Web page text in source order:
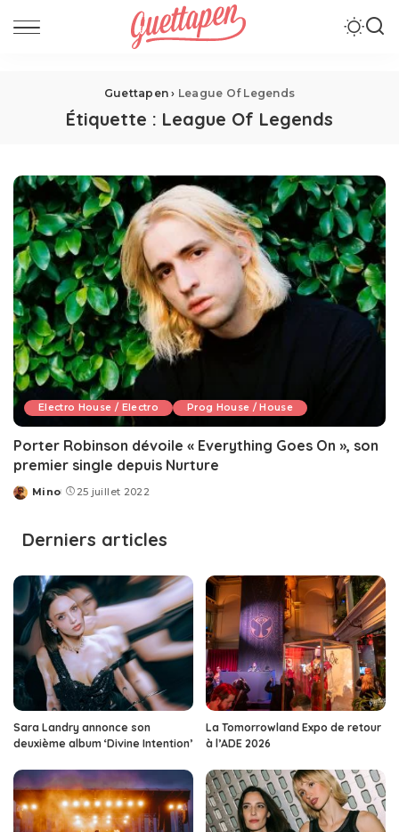
Guettapen › League Of Legends
Étiquette : League Of Legends
Electro House / Electro Prog House / House
Porter Robinson dévoile « Everything Goes On », son
premier single depuis Nurture
Posted
Mino 25 juillet 2022
Derniers articles
Sara Landry annonce son
deuxième album ‘Divine Intention’
La Tomorrowland Expo de retour
à l’ADE 2026